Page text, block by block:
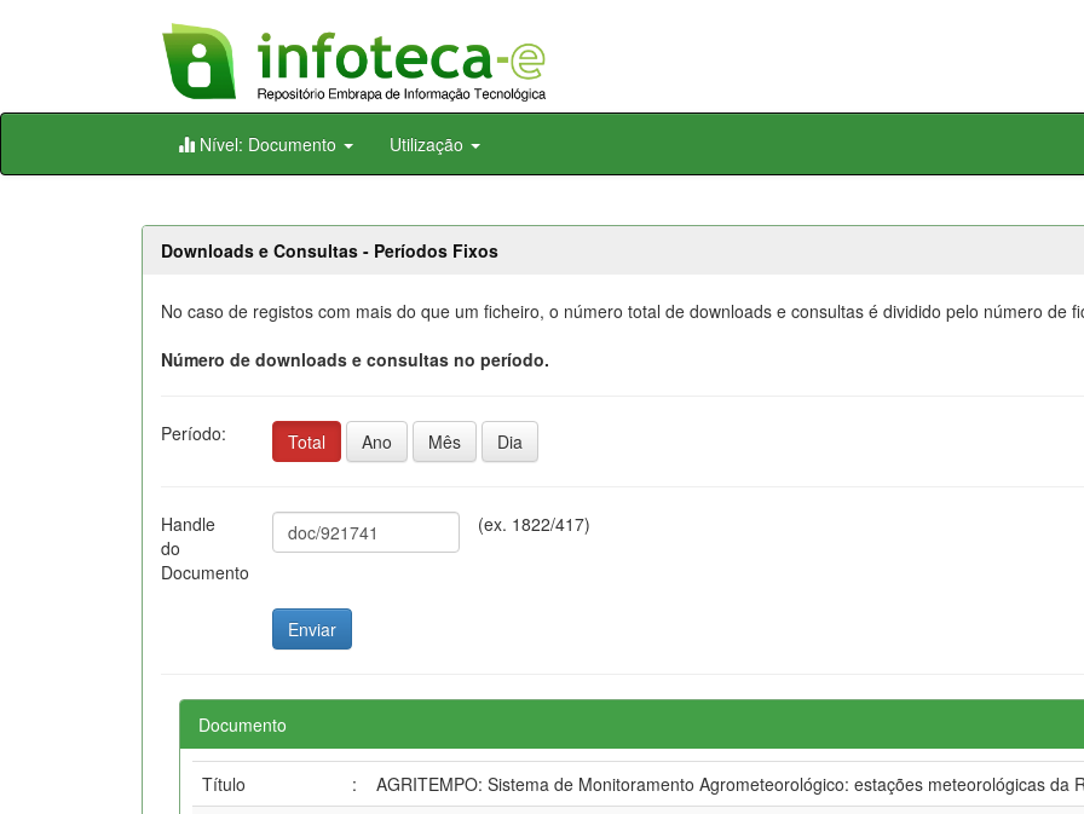
Skip
Nível: Documento Utilização
Downloads e Consultas - Períodos Fixos
No caso de registos com mais do que um ficheiro, o número total de downloads e consultas é dividido pelo número de
Número de downloads e consultas no período.
Período: Total Ano Mês Dia
Handle
do
Documento
(ex. 1822/417)
Documento
Título :
AGRITEMPO: Sistema de Monitoramento Agrometeorológico: estações meteorológicas da